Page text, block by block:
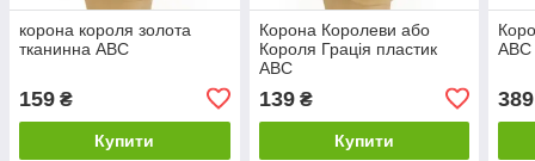
корона короля золота
тканинна ABC
159 ₴
Купити
Корона Королеви або
Короля Грація пластик
АВС
139₴
Купити
ABC
389